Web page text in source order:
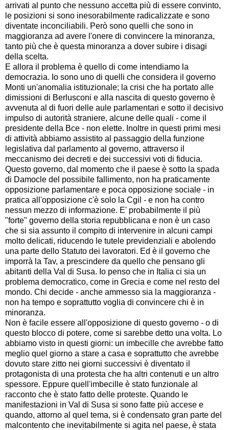
arrivati al punto che nessuno accetta più di essere convinto,
le posizioni si sono inesorabilmente radicalizzate e sono
diventate inconciliabili. Però sono quelli che sono in
maggioranza ad avere l'onere di convincere la minoranza,
tanto più che è questa minoranza a dover subire i disagi
della scelta.
E allora il problema è quello di come intendiamo la
democrazia. Io sono uno di quelli che considera il governo
Monti un'anomalia istituzionale; la crisi che ha portato alle
dimissioni di Berlusconi e alla nascita di questo governo è
avvenuta al di fuori delle aule parlamentari e sotto il decisivo
impulso di autorità straniere, alcune delle quali - come il
presidente della Bce - non elette. Inoltre in questi primi mesi
di attività abbiamo assistito al passaggio della funzione
legislativa dal parlamento al governo, attraverso il
meccanismo dei decreti e dei successivi voti di fiducia.
Questo governo, dal momento che il paese è sotto la spada
di Damocle del possibile fallimento, non ha praticamente
opposizione parlamentare e poca opposizione sociale - in
pratica all'opposizione c'è solo la Cgil - e non ha contro
nessun mezzo di informazione. E' probabilmente il più
"forte" governo della storia repubblicana e non è un caso
che si sia assunto il compito di intervenire in alcuni campi
molto delicati, riducendo le tutele previdenziali e abolendo
una parte dello Statuto dei lavoratori. Ed è il governo che
imporrà la Tav, a prescindere da quello che pensano gli
abitanti della Val di Susa. Io penso che in Italia ci sia un
problema democratico, come in Grecia e come nel resto del
mondo. Chi decide - anche ammesso sia la maggioranza -
non ha tempo e soprattutto voglia di convincere chi è in
minoranza.
Non è facile essere all'opposizione di questo governo - o di
questo blocco di potere, come si sarebbe detto una volta. Lo
abbiamo visto in questi giorni: un imbecille che avrebbe fatto
meglio quel giorno a stare a casa e soprattutto che avrebbe
dovuto stare zitto nei giorni successivi è diventato il
protagonista di una protesta che ha altri contenuti e un altro
spessore. Eppure quell'imbecille è stato funzionale al
racconto che è stato fatto delle proteste. Quando le
manifestazioni in Val di Susa si sono fatte più accese e
quando, attorno al quel tema, si è condensato gran parte del
malcontento che inevitabilmente si agita nel paese, è stata